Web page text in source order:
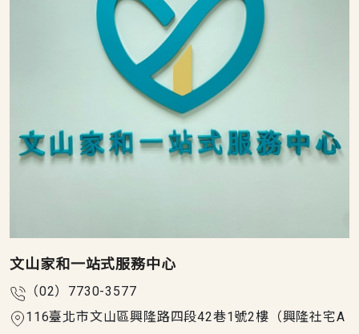
文山家和一站式服務中心
（02）7730-3577
116臺北市文山區興隆路四段42巷1號2樓（興隆社宅A